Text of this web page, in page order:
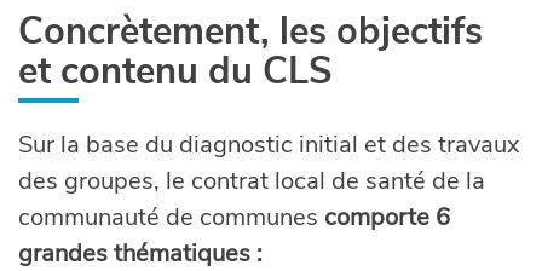
Concrètement, les objectifs
et contenu du CLS
Sur la base du diagnostic initial et des travaux
des groupes, le contrat local de santé de la
communauté de communes comporte 6
grandes thématiques :